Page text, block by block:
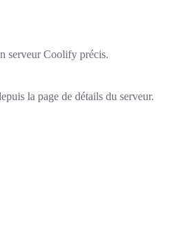
serveur Coolify précis.
la page de détails du serveur.